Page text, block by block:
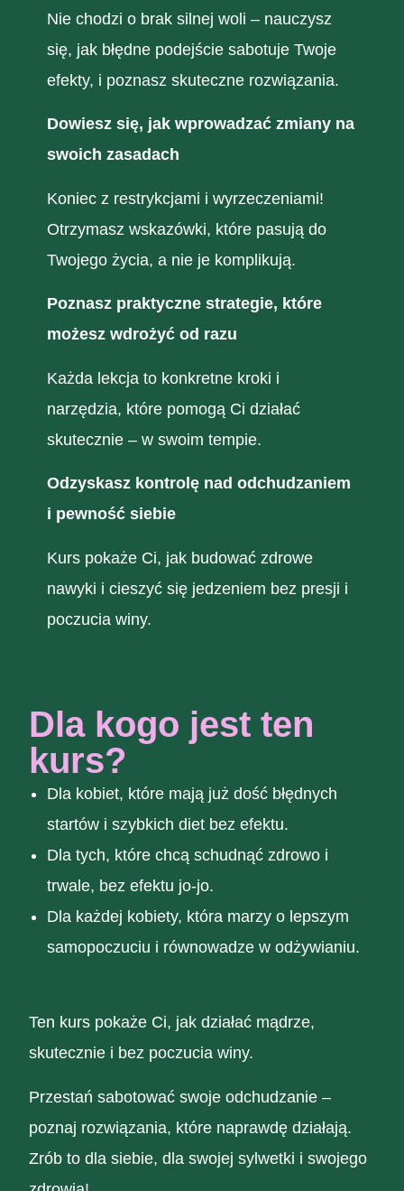
Nie chodzi o brak silnej woli – nauczysz
się, jak błędne podejście sabotuje Twoje
efekty, i poznasz skuteczne rozwiązania.
Dowiesz się, jak wprowadzać zmiany na
swoich zasadach
Koniec z restrykcjami i wyrzeczeniami!
Otrzymasz wskazówki, które pasują do
Twojego życia, a nie je komplikują.
Poznasz praktyczne strategie, które
możesz wdrożyć od razu
Każda lekcja to konkretne kroki i
narzędzia, które pomogą Ci działać
skutecznie – w swoim tempie.
Odzyskasz kontrolę nad odchudzaniem
i pewność siebie
Kurs pokaże Ci, jak budować zdrowe
nawyki i cieszyć się jedzeniem bez presji i
poczucia winy.
Dla kogo jest ten
kurs?
Dla kobiet, które mają już dość błędnych
startów i szybkich diet bez efektu.
Dla tych, które chcą schudnąć zdrowo i
trwale, bez efektu jo-jo.
Dla każdej kobiety, która marzy o lepszym
samopoczuciu i równowadze w odżywianiu.
Ten kurs pokaże Ci, jak działać mądrze,
skutecznie i bez poczucia winy.
Przestań sabotować swoje odchudzanie –
poznaj rozwiązania, które naprawdę działają.
Zrób to dla siebie, dla swojej sylwetki i swojego